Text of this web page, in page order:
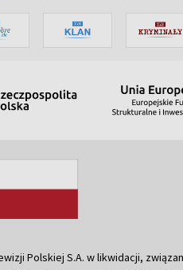
Polskiej S.A. w likwidacji,